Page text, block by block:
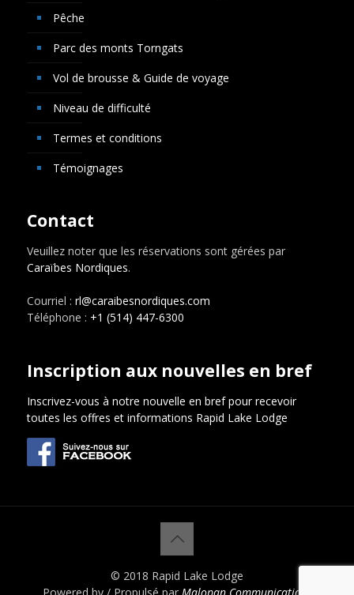
Pêche
Parc des monts Torngats
Vol de brousse & Guide de voyage
Niveau de difficulté
Termes et conditions
Témoignages
Contact
Veuillez noter que les réservations sont gérées par
Caraïbes Nordiques.
Courriel : rl@caraibesnordiques.com
Téléphone : +1 (514) 447-6300
Inscription aux nouvelles en bref
Inscrivez-vous à notre nouvelle en bref pour recevoir
toutes les offres et informations Rapid Lake Lodge
© 2018 Rapid Lake Lodge
Powered by / Propulsé par Malopan Communications